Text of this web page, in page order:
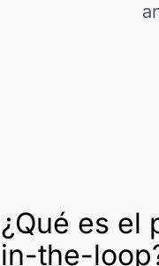
¿Qué es el
in-the-